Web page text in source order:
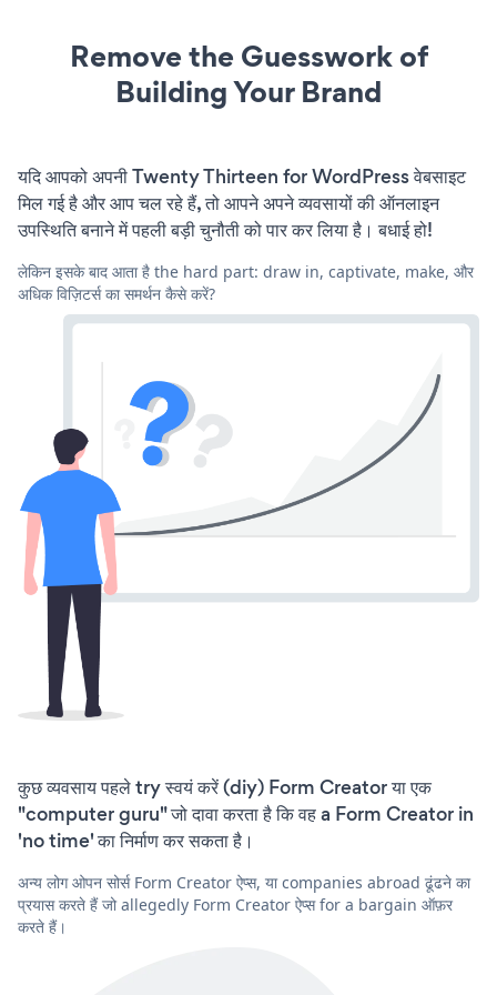
Remove the Guesswork of
Building Your Brand
यदि आपको अपनी Twenty Thirteen for WordPress वेबसाइट
मिल गई है और आप चल रहे हैं, तो आपने अपने व्यवसायों की ऑनलाइन
उपस्थिति बनाने में पहली बड़ी चुनौती को पार कर लिया है। बधाई हो!
लेकिन इसके बाद आता है the hard part: draw in, captivate, make, और
अधिक विज़िटर्स का समर्थन कैसे करें?
कुछ व्यवसाय पहले try स्वयं करें (diy) Form Creator या एक
"computer guru" जो दावा करता है कि वह a Form Creator in
'no time' का निर्माण कर सकता है।
अन्य लोग ओपन सोर्स Form Creator ऐप्स, या companies abroad ढूंढने का
प्रयास करते हैं जो allegedly Form Creator ऐप्स for a bargain ऑफ़र
करते हैं।